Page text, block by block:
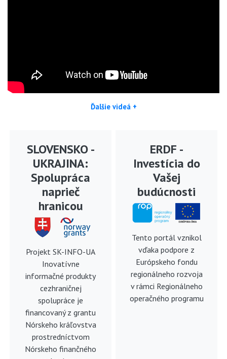
Ďalšie videá +
SLOVENSKO -
UKRAJINA:
Spolupráca
naprieč
hranicou
Projekt SK-INFO-UA
Inovatívne
informačné produkty
cezhraničnej
spolupráce je
financovaný z grantu
Nórskeho kráľovstva
prostredníctvom
Nórskeho finančného
ERDF -
Investícia do
Vašej
budúcnosti
Tento portál vznikol
vďaka podpore z
Európskeho fondu
regionálneho rozvoja
v rámci Regionálneho
operačného programu